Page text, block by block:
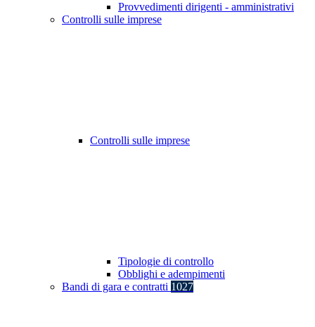
Provvedimenti dirigenti - amministrativi
Controlli sulle imprese
Controlli sulle imprese
Tipologie di controllo
Obblighi e adempimenti
Bandi di gara e contratti 1027